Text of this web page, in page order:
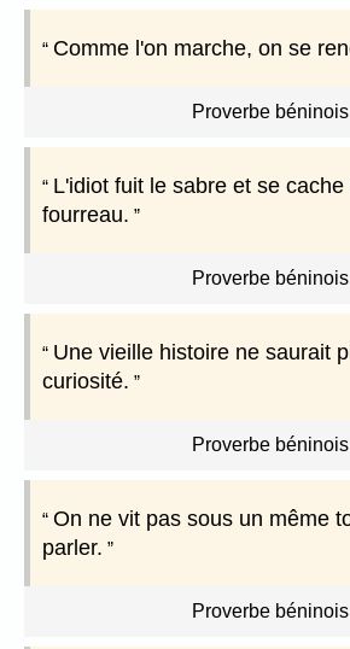
Comme l'on marche, on se
Proverbe béninois
L'idiot fuit le sabre et se cache
fourreau.
Proverbe béninois
Une vieille histoire ne saurait
curiosité.
Proverbe béninois
On ne vit pas sous un même
parler.
Proverbe béninois